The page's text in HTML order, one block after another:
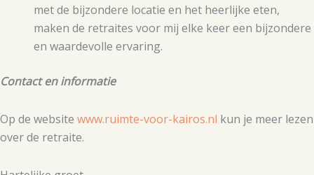
met de bijzondere locatie en het heerlijke eten,
maken de retraites voor mij elke keer een bijzondere
en waardevolle ervaring.
Contact en informatie
Op de website www.ruimte-voor-kairos.nl kun je meer lezen
over de retraite.